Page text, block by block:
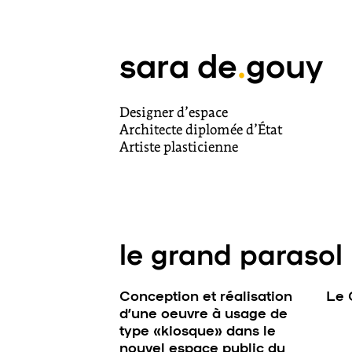
sara de.gouy
Designer d’espace
Architecte diplomée d’État
Artiste plasticienne
le grand parasol
Conception et réalisation
d’une oeuvre à usage de
type «kiosque» dans le
nouvel espace public du
Le